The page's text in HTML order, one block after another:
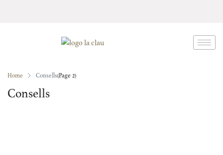
Home Consells(Page 2)
Consells